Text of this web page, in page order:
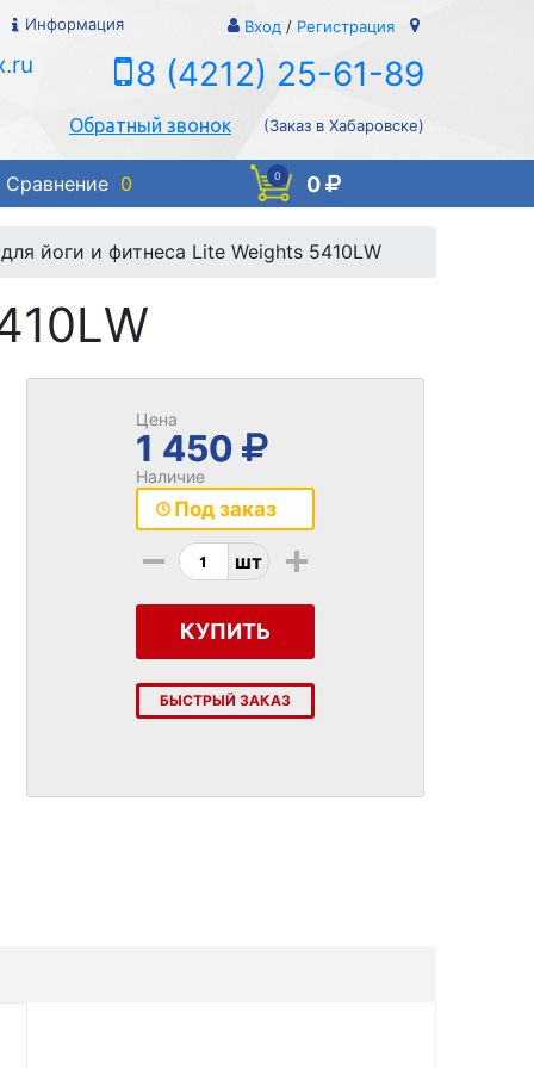
Информация Вход / Регистрация
8 (4212) 25-61-89
Обратный звонок (Заказ в Хабаровске)
Сравнение 0 0 0
йоги и фитнеса Lite Weights 5410LW
Цена
1 450
Наличие
Под заказ
- шт +
КУПИТЬ
БЫСТРЫЙ ЗАКАЗ